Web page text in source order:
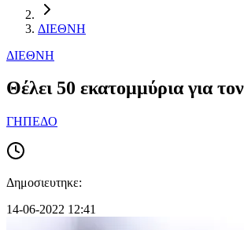
ΔΙΕΘΝΗ
ΔΙΕΘΝΗ
Θέλει 50 εκατομμύρια για
ΓΗΠΕΔΟ
Δημοσιευτηκε:
14-06-2022 12:41